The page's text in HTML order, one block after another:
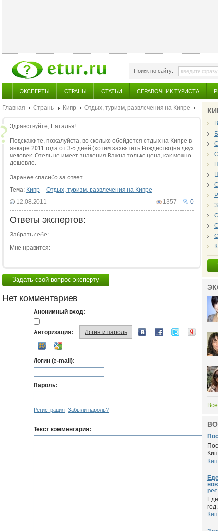
Поиск по сайту:
ЭКСПЕРТЫ СТРАНЫ СТАТЬИ СПРАВОЧНИК ТУРИСТА
Главная Страны Кипр Отдых, туризм, развлечения на Кипре
Здравствуйте, Наталья!
Подскажите, пожалуйста, во сколько обойдется отдых на Кипре в
январе 2011 года от 3-5 дней (хотим захватить Рождество)на двух
человек. Отель не имеет значения.Важна только цена, как можно
дешевле.
Заранее спасибо за ответ.
Тема: Кипр – Отдых, туризм, развлечения на Кипре
0
1357
12.08.2011
Ответы экспертов:
Забрать себе:
Мне нравится:
Задать свой вопрос эксперту
Нет комментариев
Анонимный вход:
Авторизация: Логин и пароль
Логин (e-mail):
Пароль:
Регистрация Забыли пароль?
Текст комментария: